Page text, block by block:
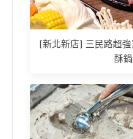
[新北新店] 三民路超
酥